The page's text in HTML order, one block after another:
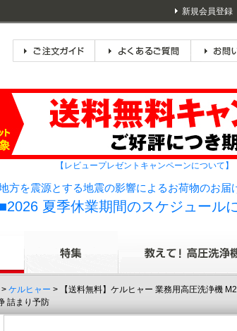
新規会員登録
【レビュープレゼントキャンペーンについて】
方を震源とする地震の影響によるお荷物のお
■2026 夏季休業期間のスケジュール
> ケルヒャー > 【送料無料】ケルヒャー 業務用高圧洗浄機
詰まり予防